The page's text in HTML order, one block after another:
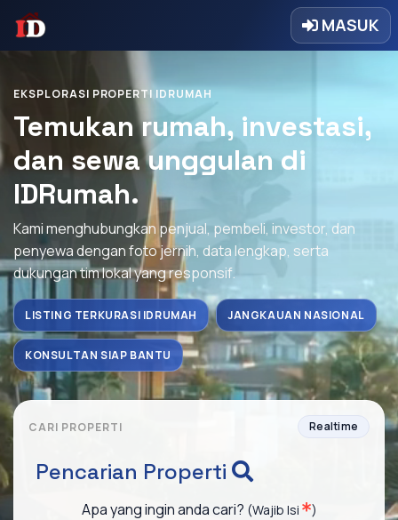
MASUK
EKSPLORASI PROPERTI IDRUMAH
Temukan rumah, investasi,
dan sewa unggulan di
IDRumah.
Kami menghubungkan penjual, pembeli, investor, dan
penyewa dengan foto jernih, data lengkap, serta
dukungan tim lokal yang responsif.
LISTING TERKURASI IDRUMAH JANGKAUAN NASIONAL
KONSULTAN SIAP BANTU
CARI PROPERTI Realtime
Pencarian Properti
Apa yang ingin anda cari? (Wajib Isi )